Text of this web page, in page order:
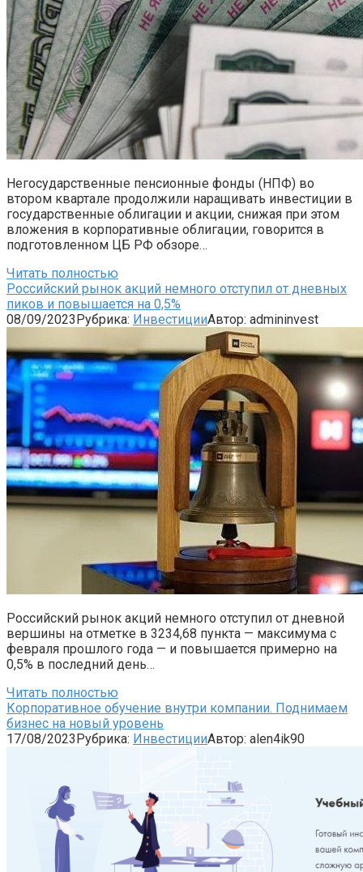
Негосударственные пенсионные фонды (НПФ) во
втором квартале продолжили наращивать инвестиции в
государственные облигации и акции, снижая при этом
вложения в корпоративные облигации, говорится в
подготовленном ЦБ РФ обзоре…
Читать полностью
Российский рынок акций немного отступил от дневных
пиков и повышается на 0,5%
08/09/2023Рубрика: ИнвестицииАвтор: admininvest
Российский рынок акций немного отступил от дневной
вершины на отметке в 3234,68 пункта — максимума с
февраля прошлого года — и повышается примерно на
0,5% в последний день…
Читать полностью
Корпоративное обучение внутри компании. Поднимаем
бизнес на новый уровень
17/08/2023Рубрика: ИнвестицииАвтор: alen4ik90